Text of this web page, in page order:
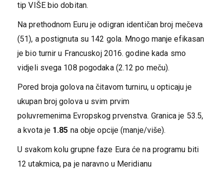
tip VIŠE bio dobitan.
Na prethodnom Euru je odigran identičan broj mečeva
(51), a postignuta su 142 gola. Mnogo manje efikasan
je bio turnir u Francuskoj 2016. godine kada smo
vidjeli svega 108 pogodaka (2.12 po meču).
Pored broja golova na čitavom turniru, u opticaju je
ukupan broj golova u svim prvim
poluvremenima Evropskog prvenstva. Granica je 53.5,
a kvota je 1.85 na obje opcije (manje/više).
U svakom kolu grupne faze Eura će na programu biti
12 utakmica, pa je naravno u Meridianu